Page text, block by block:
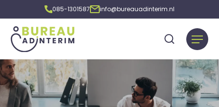
085-1301587 info@bureauadinterim.nl